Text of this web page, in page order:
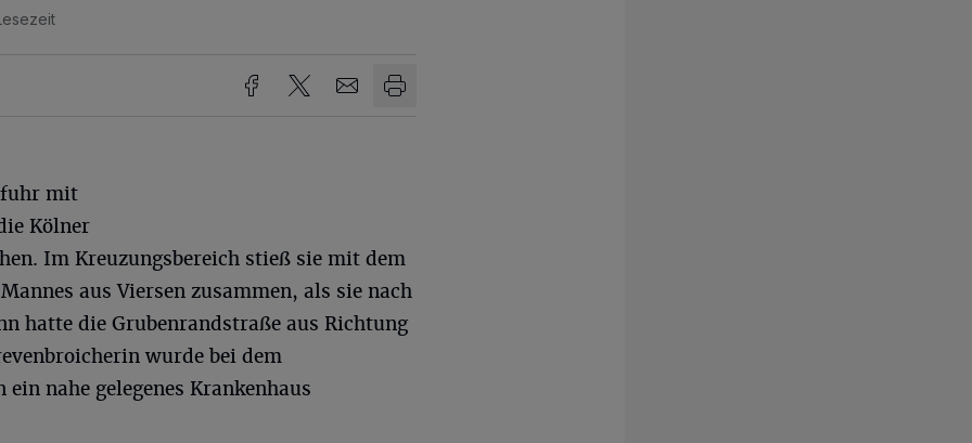
mit
Kölner
Im Kreuzungsbereich stieß sie mit dem
aus Viersen zusammen, als sie nach
hatte die Grubenrandstraße aus Richtung
wurde bei dem
nahe gelegenes Krankenhaus